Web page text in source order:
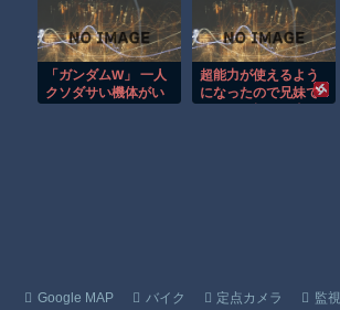
【動画】逃げる判断はやっ！埼玉でスマホ
【動画】よく助けられたな。岐阜の川で外
渡邊渚さん「私がPTSDと診断された当時
な攻撃を中止すると
表明
いいんだ？ → 「現代
の経済は人口増加を
前提としているから
な」「福祉の崩壊も
ヤバい」
「ガンダムW」 一人
クソダサい機体がい
超能力が使えるよう
になったので兄妹で
Google MAP バイク 定点カメラ 監